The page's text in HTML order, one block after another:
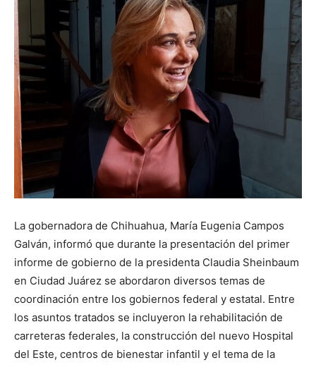
La gobernadora de Chihuahua, María Eugenia Campos
Galván, informó que durante la presentación del primer
informe de gobierno de la presidenta Claudia Sheinbaum
en Ciudad Juárez se abordaron diversos temas de
coordinación entre los gobiernos federal y estatal. Entre
los asuntos tratados se incluyeron la rehabilitación de
carreteras federales, la construcción del nuevo Hospital
del Este, centros de bienestar infantil y el tema de la